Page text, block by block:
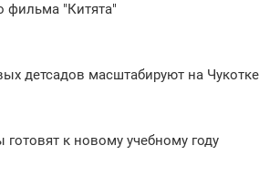
фильма "Китята"
детсадов масштабируют на Чукотке
к новому учебному году